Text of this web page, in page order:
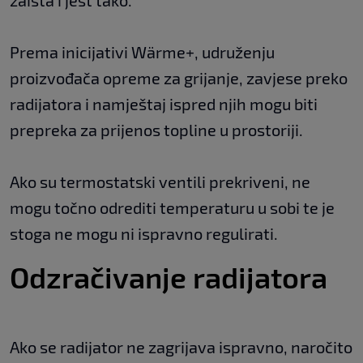
Prema inicijativi Wärme+, udruženju
proizvođača opreme za grijanje, zavjese preko
radijatora i namještaj ispred njih mogu biti
prepreka za prijenos topline u prostoriji.
Ako su termostatski ventili prekriveni, ne
mogu točno odrediti temperaturu u sobi te je
stoga ne mogu ni ispravno regulirati.
Odzračivanje radijatora
Ako se radijator ne zagrijava ispravno, naročito